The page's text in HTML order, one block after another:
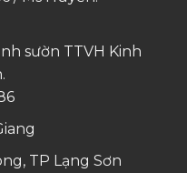
sườn TTVH Kinh
TP Lạng Sơn